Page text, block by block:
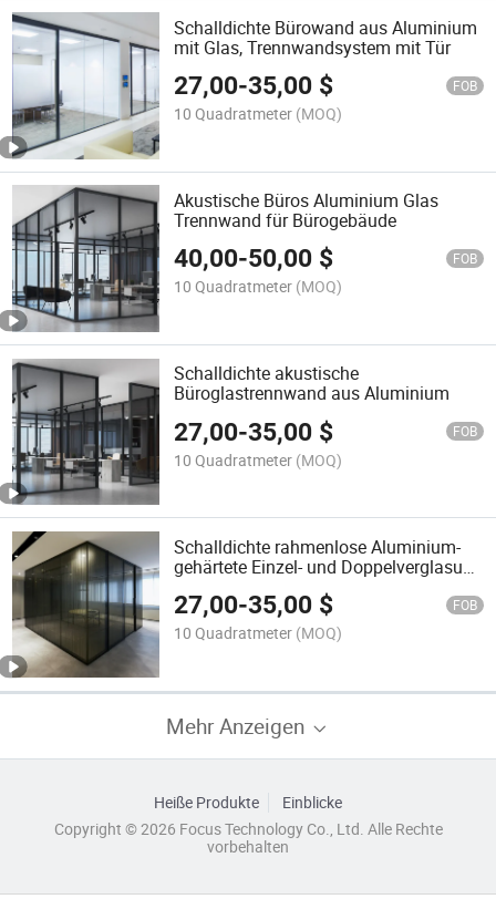
Schalldichte Bürowand aus Aluminium
mit Glas, Trennwandsystem mit Tür
27,00-35,00 $ FOB
10 Quadratmeter (MOQ)
Akustische Büros Aluminium Glas
Trennwand für Bürogebäude
40,00-50,00 $ FOB
10 Quadratmeter (MOQ)
Schalldichte akustische
Büroglastrennwand aus Aluminium
27,00-35,00 $ FOB
10 Quadratmeter (MOQ)
Schalldichte rahmenlose Aluminium-
gehärtete Einzel- und Doppelverglasung
Büroglastrennwand
27,00-35,00 $ FOB
10 Quadratmeter (MOQ)
Mehr Anzeigen
Heiße Produkte
Einblicke
Copyright © 2026 Focus Technology Co., Ltd. Alle Rechte
vorbehalten